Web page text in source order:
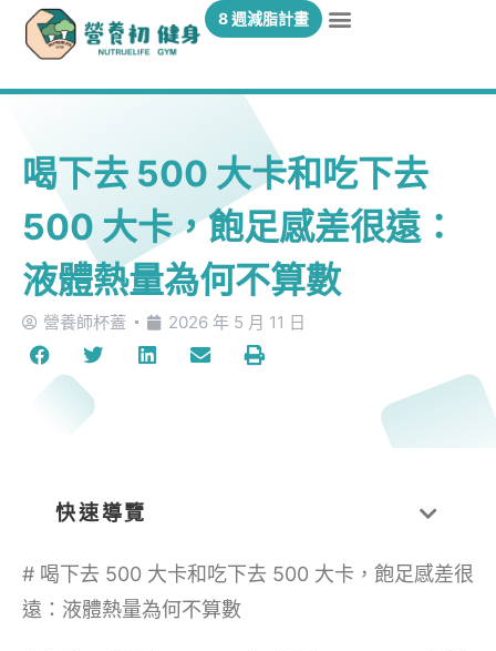
8 週減脂計畫
喝下去 500 大卡和吃下去
500 大卡，飽足感差很遠：
液體熱量為何不算數
營養師杯蓋 2026 年 5 月 11 日
快速導覽
# 喝下去 500 大卡和吃下去 500 大卡，飽足感差很
遠：液體熱量為何不算數